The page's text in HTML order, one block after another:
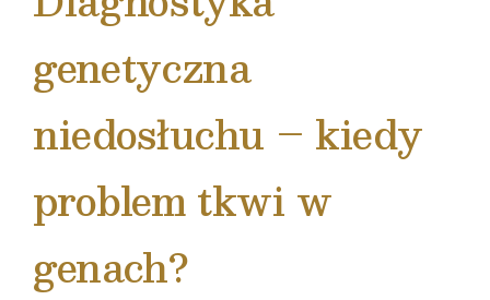
genetyczna
niedosłuchu – kiedy
problem tkwi w
genach?